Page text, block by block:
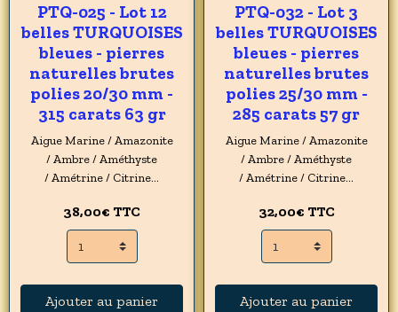
PTQ-025 - Lot 12
belles TURQUOISES
bleues - pierres
naturelles brutes
polies 20/30 mm -
315 carats 63 gr
Aigue Marine / Amazonite
/ Ambre / Améthyste
/ Amétrine / Citrine...
38,00€ TTC
Ajouter au panier
PTQ-032 - Lot 3
belles TURQUOISES
bleues - pierres
naturelles brutes
polies 25/30 mm -
285 carats 57 gr
Aigue Marine / Amazonite
/ Ambre / Améthyste
/ Amétrine / Citrine...
32,00€ TTC
Ajouter au panier